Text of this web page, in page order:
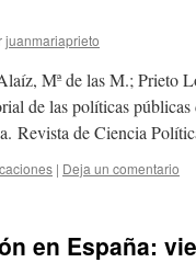
juanmariaprieto
Mª de las M.; Prieto
de las políticas públicas
Revista de Ciencia
| Deja un comentario
en España: